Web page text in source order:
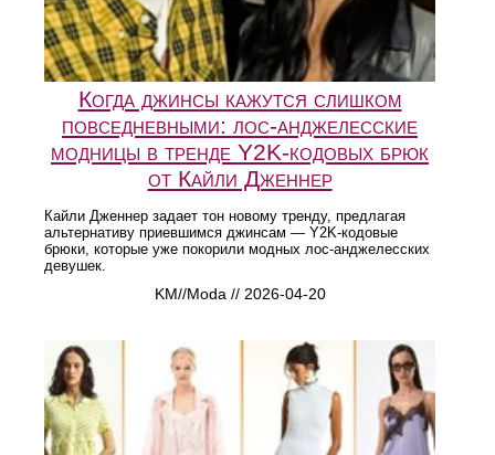
Когда джинсы кажутся слишком
повседневными: лос-анджелесские
модницы в тренде Y2K-кодовых брюк
от Кайли Дженнер
Кайли Дженнер задает тон новому тренду, предлагая
альтернативу приевшимся джинсам — Y2K-кодовые
брюки, которые уже покорили модных лос-анджелесских
девушек.
KM//Moda // 2026-04-20